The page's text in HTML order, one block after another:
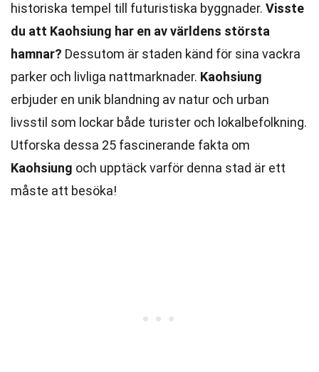
historiska tempel till futuristiska byggnader. Visste
du att Kaohsiung har en av världens största
hamnar? Dessutom är staden känd för sina vackra
parker och livliga nattmarknader. Kaohsiung
erbjuder en unik blandning av natur och urban
livsstil som lockar både turister och lokalbefolkning.
Utforska dessa 25 fascinerande fakta om
Kaohsiung och upptäck varför denna stad är ett
måste att besöka!